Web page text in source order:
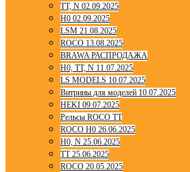
TT, N 02.09.2025
H0 02.09.2025
LSM 21.08.2025
ROCO 13.08.2025
BRAWA РАСПРОДАЖА
H0, TT, N 11.07.2025
LS MODELS 10.07.2025
Витрины для моделей 10.07.2025
HEKI 09.07.2025
Рельсы ROCO TT
ROCO H0 26.06.2025
H0, N 25.06.2025
TT 25.06.2025
ROCO 20.05.2025